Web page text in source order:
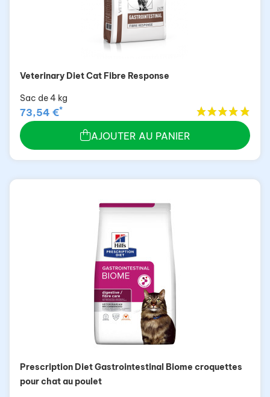
Veterinary Diet Cat Fibre Response
Sac de 4 kg
73,54 €*
AJOUTER AU PANIER
Prescription Diet Gastrointestinal Biome croquettes
pour chat au poulet